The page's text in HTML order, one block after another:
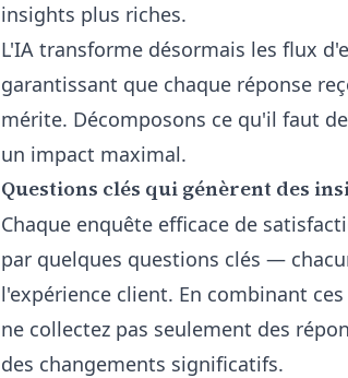
insights plus riches.
L'IA transforme désormais les flux
garantissant que chaque réponse
mérite. Décomposons ce qu'il faut
un impact maximal.
Questions clés qui génèrent des
Chaque enquête efficace de
par quelques questions clés —
l'expérience client. En combinant
ne collectez pas seulement des
des changements significatifs.